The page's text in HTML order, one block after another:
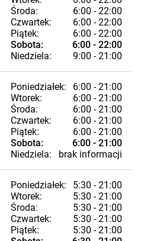
Środa:
6:00 - 22:00
Czwartek:
6:00 - 22:00
Piątek:
6:00 - 22:00
Sobota:
6:00 - 22:00
Niedziela:
9:00 - 21:00
Poniedziałek:
6:00 - 21:00
Wtorek:
6:00 - 21:00
Środa:
6:00 - 21:00
Czwartek:
6:00 - 21:00
Piątek:
6:00 - 21:00
Sobota:
6:00 - 21:00
Niedziela:
brak informacji
Poniedziałek:
5:30 - 21:00
Wtorek:
5:30 - 21:00
Środa:
5:30 - 21:00
Czwartek:
5:30 - 21:00
Piątek:
5:30 - 21:00